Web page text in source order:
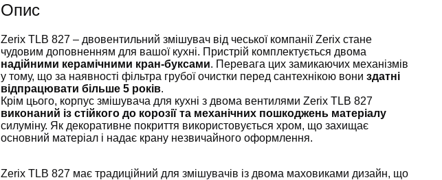
Опис
Zerix TLB 827 – двовентильний змішувач від чеської компанії Zerix стане
чудовим доповненням для вашої кухні. Пристрій комплектується двома
надійними керамічними кран-буксами. Перевага цих замикаючих механізмів
у тому, що за наявності фільтра грубої очистки перед сантехнікою вони здатні
відпрацювати більше 5 років.
Крім цього, корпус змішувача для кухні з двома вентилями Zerix TLB 827
виконаний із стійкого до корозії та механічних пошкоджень матеріалу
силуміну. Як декоративне покриття використовується хром, що захищає
основний матеріал і надає крану незвичайного оформлення.
Zerix TLB 827 має традиційний для змішувачів із двома маховиками дизайн, що